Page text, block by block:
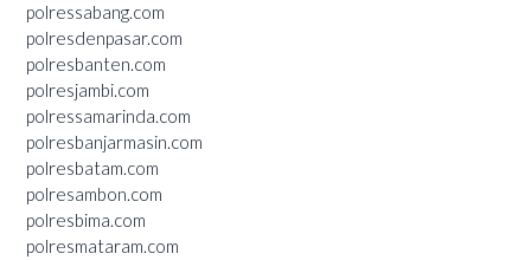
polressabang.com
polresdenpasar.com
polresbanten.com
polresjambi.com
polressamarinda.com
polresbanjarmasin.com
polresbatam.com
polresambon.com
polresbima.com
polresmataram.com